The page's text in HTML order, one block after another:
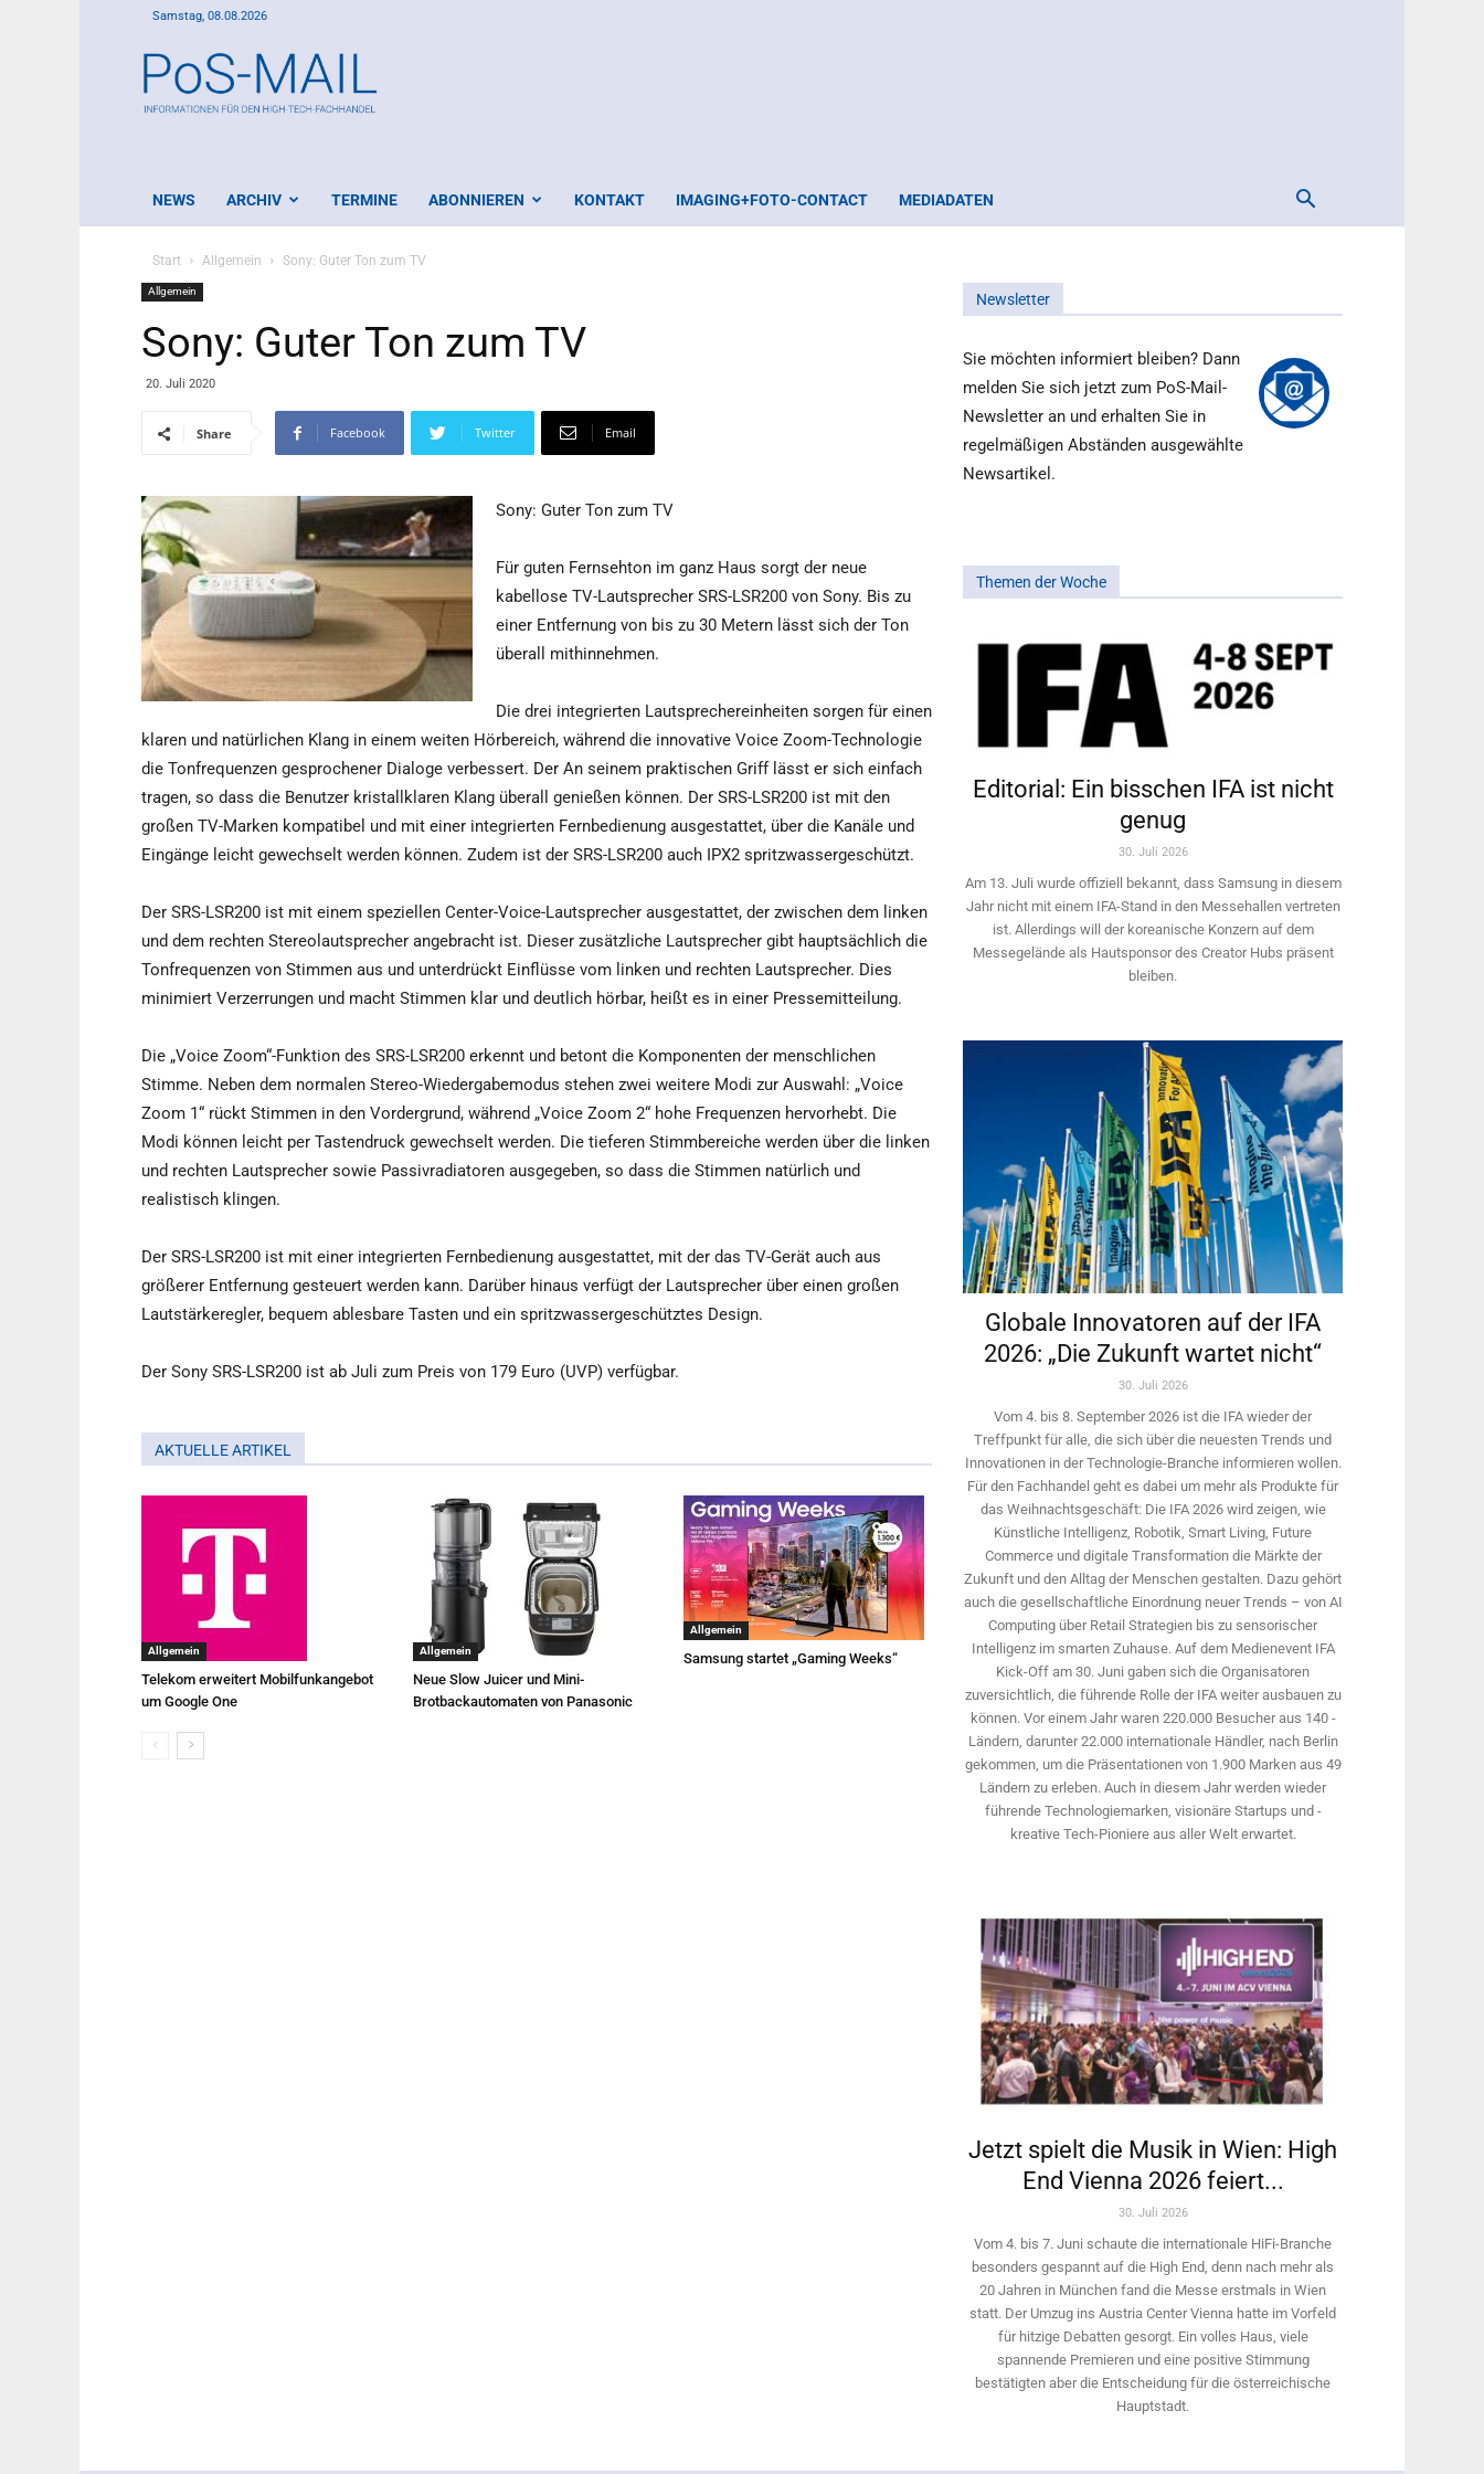
Samstag, 08.08.2026
Mail
NEWS ARCHIV TERMINE ABONNIEREN KONTAKT IMAGING+FOTO-CONTACT MEDIADATEN
Start Allgemein Sony: Guter Ton zum TV
Allgemein
Sony: Guter Ton zum TV
20. Juli 2020
Share Facebook Twitter Email
Sony: Guter Ton zum TV
Für guten Fernsehton im ganz Haus sorgt der neue
kabellose TV-Lautsprecher SRS-LSR200 von Sony. Bis zu
einer Entfernung von bis zu 30 Metern lässt sich der Ton
überall mithinnehmen.
Die drei integrierten Lautsprechereinheiten sorgen für einen
klaren und natürlichen Klang in einem weiten Hörbereich, während die innovative Voice Zoom-Technologie
die Tonfrequenzen gesprochener Dialoge verbessert. Der An seinem praktischen Griff lässt er sich einfach
tragen, so dass die Benutzer kristallklaren Klang überall genießen können. Der SRS-LSR200 ist mit den
großen TV-Marken kompatibel und mit einer integrierten Fernbedienung ausgestattet, über die Kanäle und
Eingänge leicht gewechselt werden können. Zudem ist der SRS-LSR200 auch IPX2 spritzwassergeschützt.
Der SRS-LSR200 ist mit einem speziellen Center-Voice-Lautsprecher ausgestattet, der zwischen dem linken
und dem rechten Stereolautsprecher angebracht ist. Dieser zusätzliche Lautsprecher gibt hauptsächlich die
Tonfrequenzen von Stimmen aus und unterdrückt Einflüsse vom linken und rechten Lautsprecher. Dies
minimiert Verzerrungen und macht Stimmen klar und deutlich hörbar, heißt es in einer Pressemitteilung.
Die „Voice Zoom“-Funktion des SRS-LSR200 erkennt und betont die Komponenten der menschlichen
Stimme. Neben dem normalen Stereo-Wiedergabemodus stehen zwei weitere Modi zur Auswahl: „Voice
Zoom 1“ rückt Stimmen in den Vordergrund, während „Voice Zoom 2“ hohe Frequenzen hervorhebt. Die
Modi können leicht per Tastendruck gewechselt werden. Die tieferen Stimmbereiche werden über die linken
und rechten Lautsprecher sowie Passivradiatoren ausgegeben, so dass die Stimmen natürlich und
realistisch klingen.
Der SRS-LSR200 ist mit einer integrierten Fernbedienung ausgestattet, mit der das TV-Gerät auch aus
größerer Entfernung gesteuert werden kann. Darüber hinaus verfügt der Lautsprecher über einen großen
Lautstärkeregler, bequem ablesbare Tasten und ein spritzwassergeschütztes Design.
Der Sony SRS-LSR200 ist ab Juli zum Preis von 179 Euro (UVP) verfügbar.
AKTUELLE ARTIKEL
Allgemein
Telekom erweitert Mobilfunkangebot
um Google One
Allgemein
Neue Slow Juicer und Mini-
Brotbackautomaten von Panasonic
Allgemein
Samsung startet „Gaming Weeks“
Newsletter
Sie möchten informiert bleiben? Dann
melden Sie sich jetzt zum PoS-Mail-
Newsletter an und erhalten Sie in
regelmäßigen Abständen ausgewählte
Newsartikel.
Themen der Woche
Editorial: Ein bisschen IFA ist nicht
genug
30. Juli 2026
Am 13. Juli wurde offiziell bekannt, dass Samsung in diesem
Jahr nicht mit einem IFA-Stand in den Messehallen vertreten
ist. Allerdings will ­der koreanische Konzern auf dem
Messegelände als Hautsponsor des Creator Hubs präsent
bleiben.
Globale Innovatoren auf der IFA
2026: „Die Zukunft wartet nicht“
30. Juli 2026
Vom 4. bis 8. September 2026 ist die IFA wieder der
Treffpunkt für alle, die sich über die neuesten Trends und
Innovationen in der Technologie-­Branche informieren wollen.
Für den Fachhandel geht es dabei um mehr als Produkte für
das Weihnachtsgeschäft: Die IFA 2026 wird ­zeigen, wie
Künstliche Intelligenz, Robotik, Smart Living, Future
Commerce und digitale Trans­formation die Märkte der
Zukunft und den Alltag der Menschen gestalten. Dazu gehört
auch die gesellschaftliche Einordnung neuer Trends – von AI
Computing über Retail Strategien bis zu sensorischer
Intelligenz im smarten Zuhause. Auf dem Medien­event IFA
Kick-Off am 30. Juni gaben sich die Organisatoren
zuversichtlich, die führende Rolle der IFA weiter ausbauen zu
können. Vor einem Jahr ­waren 220.000 Besucher aus 140 ­
Ländern, ­darunter 22.000 internationale Händler, nach Berlin
gekommen, um die Präsen­tationen von 1.900 Marken aus 49
Ländern zu erleben. Auch in diesem Jahr werden wieder
führende Technologiemarken, visionäre Startups und ­
kreative Tech-Pioniere aus aller Welt erwartet.
Jetzt spielt die Musik in Wien: High
End Vienna 2026 feiert...
30. Juli 2026
Vom 4. bis 7. Juni schaute die internationale HiFi-Branche
besonders gespannt auf die High End, denn nach mehr als
20 Jahren in München fand die Messe erstmals in Wien
statt. Der Umzug ins Austria Center Vienna hatte im Vorfeld
für hitzige Debatten gesorgt. Ein volles Haus, viele
spannende Premieren und eine positive Stimmung
bestätigten aber die Entscheidung für die österreichische
Hauptstadt.